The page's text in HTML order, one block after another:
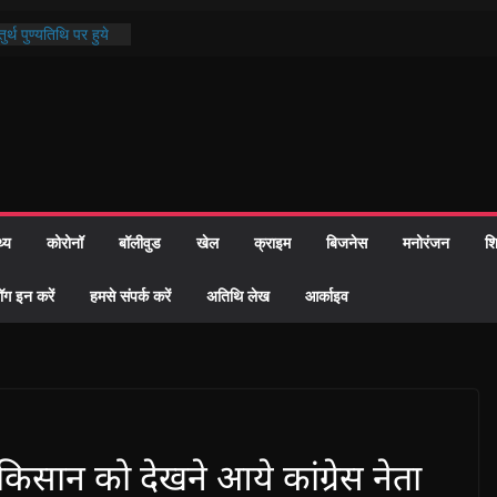
पुण्यतिथि पर हुये
हुआ 26 यूनिट
की तत्परता:
कोरोनॉ बॉलीवुड खेल क्राइम बिजनेस मनोरंजन
इन करें हमसे संपर्क करें अतिथि लेख आर्काइव
को देखने आये कांग्रेस नेता